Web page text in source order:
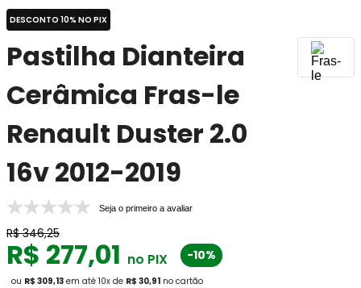
DESCONTO 10% NO PIX
Pastilha Dianteira
Cerâmica Fras-le
Renault Duster 2.0
16v 2012-2019
Seja o primeiro a avaliar
R$ 346,25
R$ 277,01 no PIX -10%
ou R$ 309,13 em até 10x de R$ 30,91 no cartão